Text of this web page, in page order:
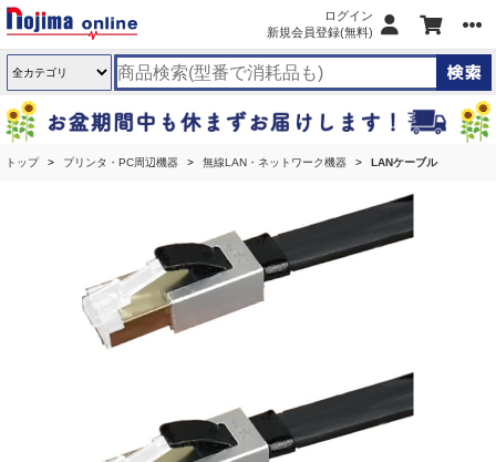
ログイン
新規会員登録(無料)
トップ プリンタ・PC周辺機器 無線LAN・ネットワーク機器 LANケーブル